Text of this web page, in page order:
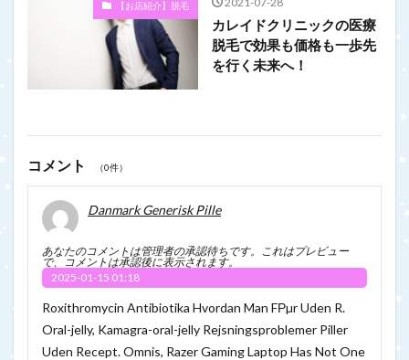
【お店紹介】脱毛
カレイドクリニックの医療
脱毛で効果も価格も一歩先
を行く未来へ！
コメント （0件）
Danmark Generisk Pille
あなたのコメントは管理者の承認待ちです。これはプレビュー
で、コメントは承認後に表示されます。
2025-01-15 01:18
Roxithromycin Antibiotika Hvordan Man FРµr Uden R.
Oral-jelly, Kamagra-oral-jelly Rejsningsproblemer Piller
Uden Recept. Omnis, Razer Gaming Laptop Has Not One